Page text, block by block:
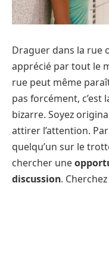
Draguer dans la rue
apprécié par tout le
rue peut même
pas forcément, c’est
bizarre. Soyez
attirer l’attention.
quelqu’un sur le
chercher une
discussion.